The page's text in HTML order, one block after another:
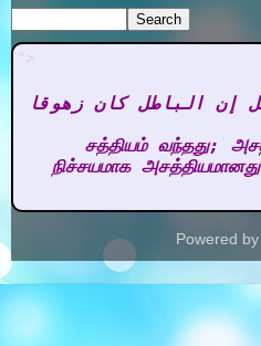
">
சத்தியம் வந்தது;
நிச்சயமாக
Powered by